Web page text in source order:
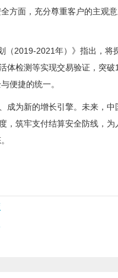
方面，充分尊重客户的主观
（2019-2021年）》指出，
体检测等实现交易验证，突
便捷的统一。
成为新的增长引擎。未来，
，筑牢支付结算安全防线，